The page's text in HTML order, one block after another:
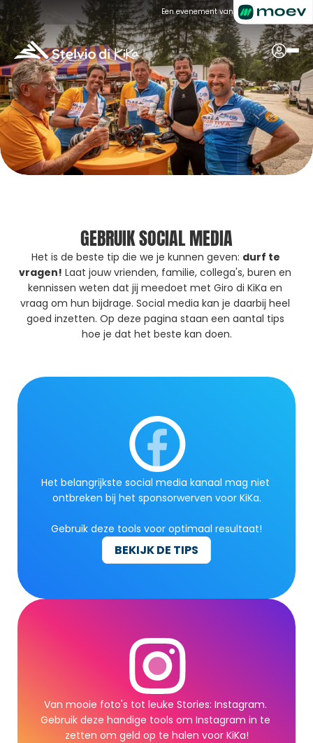
Een evenement van
GEBRUIK SOCIAL MEDIA
Het is de beste tip die we je kunnen geven: durf te
vragen! Laat jouw vrienden, familie, collega's, buren en
kennissen weten dat jij meedoet met Giro di KiKa en
vraag om hun bijdrage. Social media kan je daarbij heel
goed inzetten. Op deze pagina staan een aantal tips
hoe je dat het beste kan doen.
Het belangrijkste social media kanaal mag niet
ontbreken bij het sponsorwerven voor KiKa.
Gebruik deze tools voor optimaal resultaat!
BEKIJK DE TIPS
Van mooie foto's tot leuke Stories: Instagram.
Gebruik deze handige tools om Instagram in te
zetten om geld op te halen voor KiKa!